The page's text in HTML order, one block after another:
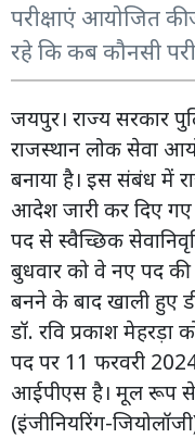
परीक्षाएं आयोजित
रहे कि कब कौनसी
जयपुर। राज्य सरकार
राजस्थान लोक सेवा
बनाया है। इस संबंध में
आदेश जारी कर दिए
पद से स्वैच्छिक
बुधवार को वे नए पद की
बनने के बाद खाली हुए
डॉ. रवि प्रकाश मेहरड़ा
पद पर 11 फरवरी
आईपीएस है। मूल रूप से
(इंजीनियरिंग-